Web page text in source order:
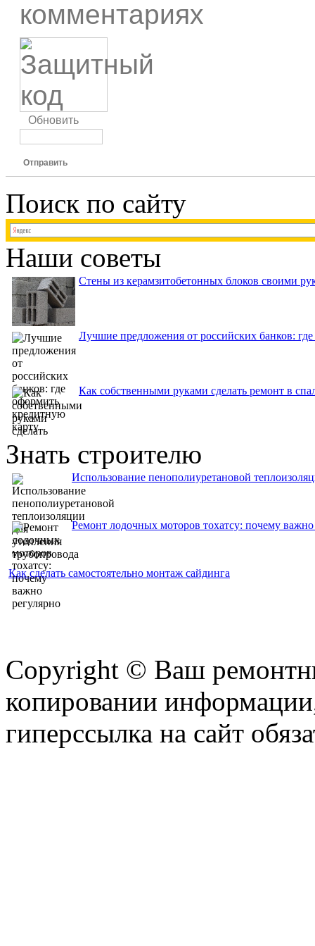
комментариях
Обновить
Отправить
Поиск по сайту
Наши советы
Стены из керамзитобетонных блоков своими
Лучшие предложения от российских банков:
Как собственными руками сделать ремонт в
Знать строителю
Использование пенополиуретановой
Ремонт лодочных моторов тохатсу: почему
Как сделать самостоятельно монтаж сайдинга
Copyright © Ваш
копировании
гиперссылка на сайт